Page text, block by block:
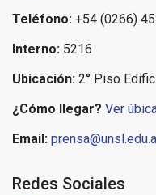
Teléfono: +54 (0266)
Interno: 5216
Ubicación: 2° Piso
¿Cómo llegar? Ver
Email:
Redes Sociales